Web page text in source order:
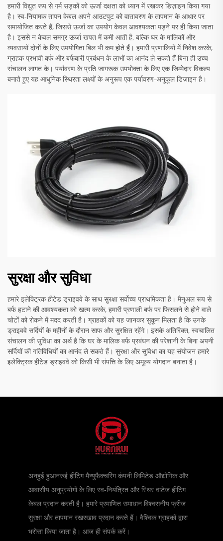
हमारी विद्युत रूप से गर्म सड़कों को ऊर्जा दक्षता को ध्यान में रखकर डिज़ाइन किया गया
है। स्व-नियामक तापन केबल अपने आउटपुट को वातावरण के तापमान के आधार पर
समायोजित करते हैं, जिससे ऊर्जा का उपयोग केवल आवश्यकता पड़ने पर ही किया जाता
है। इससे न केवल समग्र ऊर्जा खपत में कमी आती है, बल्कि घर के मालिकों और
व्यवसायों दोनों के लिए उपयोगिता बिल भी कम होते हैं। हमारी प्रणालियों में निवेश करके,
ग्राहक प्रभावी बर्फ और बर्फबारी प्रबंधन के लाभों का आनंद ले सकते हैं बिना ही उच्च
संचालन लागत के। पर्यावरण के प्रति जागरूक उपभोक्ता के लिए एक जिम्मेदार विकल्प
बनाते हुए यह आधुनिक स्थिरता लक्ष्यों के अनुरूप एक पर्यावरण-अनुकूल डिज़ाइन है।
सुरक्षा और सुविधा
हमारे इलेक्ट्रिक हीटेड ड्राइववे के साथ सुरक्षा सर्वोच्च प्राथमिकता है। मैनुअल रूप से
बर्फ हटाने की आवश्यकता को खत्म करके, हमारी प्रणाली बर्फ पर फिसलने से होने वाले
चोटों को रोकने में मदद करती है। ग्राहकों को यह जानकर सुकून मिलता है कि उनके
ड्राइववे सर्दियों के महीनों के दौरान साफ और सुरक्षित रहेंगे। इसके अतिरिक्त, स्वचालित
संचालन की सुविधा का अर्थ है कि घर के मालिक बर्फ प्रबंधन की परेशानी के बिना अपनी
सर्दियों की गतिविधियों का आनंद ले सकते हैं। सुरक्षा और सुविधा का यह संयोजन हमारे
इलेक्ट्रिक हीटेड ड्राइववे को किसी भी संपत्ति के लिए अमूल्य योगदान बनाता है।
अनहुई हुआनरुई हीटिंग मैन्युफैक्चरिंग कंपनी लिमिटेड औद्योगिक और
आवासीय अनुप्रयोगों के लिए स्व-नियंत्रित और स्थिर वाटेज हीटिंग
केबल प्रदान करती है। हमारे प्रमाणित समाधान विश्वसनीय फ्रीज
सुरक्षा और तापमान रखरखाव प्रदान करते हैं। वैश्विक ग्राहकों द्वारा
भरोसा किया जाता है। आज ही संपर्क करें।